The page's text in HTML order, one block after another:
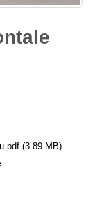
(3.89 MB)